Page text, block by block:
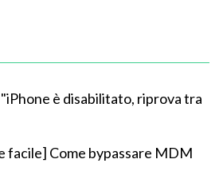
è disabilitato, riprova tra
facile] Come bypassare MDM